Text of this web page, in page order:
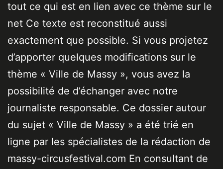
tout ce qui est en lien avec ce thème sur le
net Ce texte est reconstitué aussi
exactement que possible. Si vous projetez
d’apporter quelques modifications sur le
thème « Ville de Massy », vous avez la
possibilité de d’échanger avec notre
journaliste responsable. Ce dossier autour
du sujet « Ville de Massy » a été trié en
ligne par les spécialistes de la rédaction de
massy-circusfestival.com En consultant de